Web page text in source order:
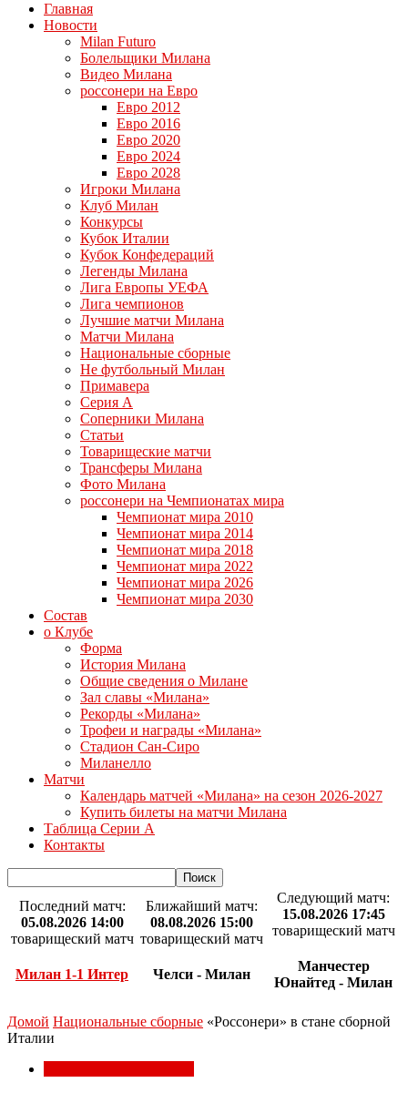
Главная
Новости
Milan Futuro
Болельщики Милана
Видео Милана
россонери на Евро
Евро 2012
Евро 2016
Евро 2020
Евро 2024
Евро 2028
Игроки Милана
Клуб Милан
Конкурсы
Кубок Италии
Кубок Конфедераций
Легенды Милана
Лига Европы УЕФА
Лига чемпионов
Лучшие матчи Милана
Матчи Милана
Национальные сборные
Не футбольный Милан
Примавера
Серия А
Соперники Милана
Статьи
Товарищеские матчи
Трансферы Милана
Фото Милана
россонери на Чемпионатах мира
Чемпионат мира 2010
Чемпионат мира 2014
Чемпионат мира 2018
Чемпионат мира 2022
Чемпионат мира 2026
Чемпионат мира 2030
Состав
о Клубе
Форма
История Милана
Общие сведения о Милане
Зал славы «Милана»
Рекорды «Милана»
Трофеи и награды «Милана»
Стадион Сан-Сиро
Миланелло
Матчи
Календарь матчей «Милана» на сезон 2026-2027
Купить билеты на матчи Милана
Таблица Серии А
Контакты
Последний матч:
05.08.2026 14:00
товарищеский матч
Милан 1-1 Интер
Ближайший матч:
08.08.2026 15:00
товарищеский матч
Челси - Милан
Следующий матч:
15.08.2026 17:45
товарищеский матч
Манчестер
Юнайтед - Милан
Домой Национальные сборные «Россонери» в стане сборной
Италии